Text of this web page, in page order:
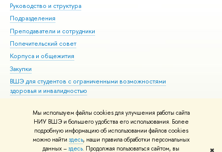
Мы используем файлы cookies для улучшения работы сайта
НИУ ВШЭ и большего удобства его использования. Более
подробную информацию об использовании файлов cookies
можно найти здесь, наши правила обработки персональных
данных –здесь. Продолжая пользоваться сайтом, вы
Руководство и структура
Подразделения
Преподаватели и сотрудники
Попечительский совет
Корпуса и общежития
Закупки
ВШЭ для студентов с ограниченными возможностями
здоровья и инвалидностью
Единая платежная страница